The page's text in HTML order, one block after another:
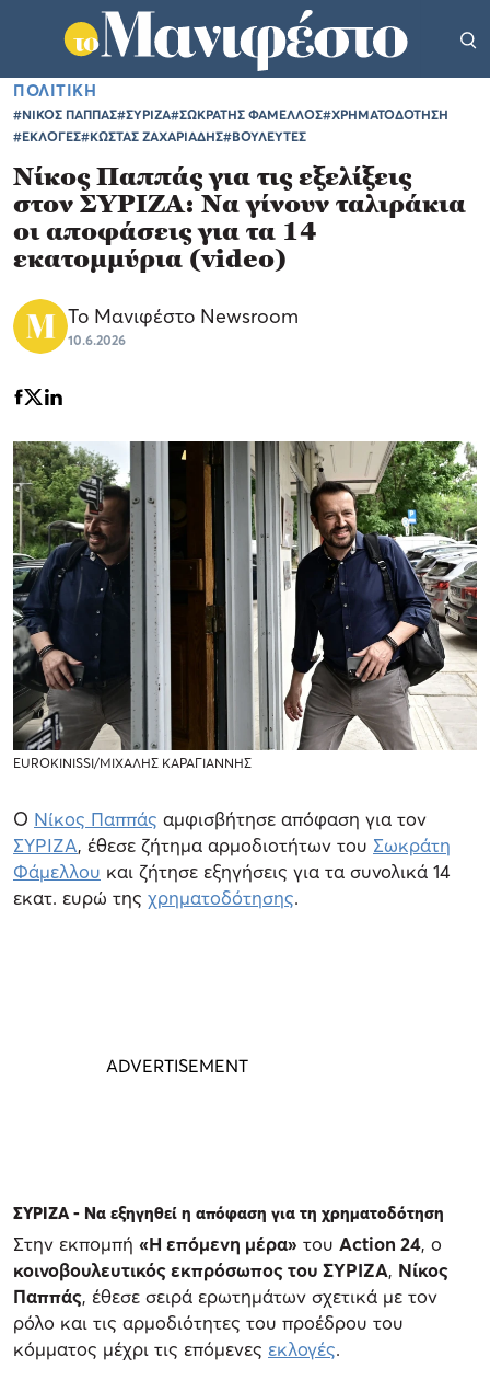
ΠΟΛΙΤΙΚΗ
#ΝΙΚΟΣ ΠΑΠΠΑΣ#ΣΥΡΙΖΑ#ΣΩΚΡΑΤΗΣ ΦΑΜΕΛΛΟΣ#ΧΡΗΜΑΤΟΔΟΤΗΣΗ
#ΕΚΛΟΓΕΣ#ΚΩΣΤΑΣ ΖΑΧΑΡΙΑΔΗΣ#ΒΟΥΛΕΥΤΕΣ
Νίκος Παππάς για τις εξελίξεις
στον ΣΥΡΙΖΑ: Να γίνουν ταλιράκια
οι αποφάσεις για τα 14
εκατομμύρια (video)
Το Μανιφέστο Newsroom
10.6.2026
EUROKINISSI/ΜΙΧΑΛΗΣ ΚΑΡΑΓΙΑΝΝΗΣ
Ο Νίκος Παππάς αμφισβήτησε απόφαση για τον
ΣΥΡΙΖΑ, έθεσε ζήτημα αρμοδιοτήτων του Σωκράτη
Φάμελλου και ζήτησε εξηγήσεις για τα συνολικά 14
εκατ. ευρώ της χρηματοδότησης.
ΣΥΡΙΖΑ - Να εξηγηθεί η απόφαση για τη χρηματοδότηση
Στην εκπομπή «Η επόμενη μέρα» του Action 24, ο
κοινοβουλευτικός εκπρόσωπος του ΣΥΡΙΖΑ, Νίκος
Παππάς, έθεσε σειρά ερωτημάτων σχετικά με τον
ρόλο και τις αρμοδιότητες του προέδρου του
κόμματος μέχρι τις επόμενες εκλογές.